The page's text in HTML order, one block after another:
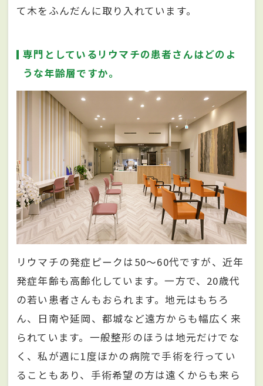
て木をふんだんに取り入れています。
専門としているリウマチの患者さんはどのよ
うな年齢層ですか。
リウマチの発症ピークは50～60代ですが、近年
発症年齢も高齢化しています。一方で、20歳代
の若い患者さんもおられます。地元はもちろ
ん、日南や延岡、都城など遠方からも幅広く来
られています。一般整形のほうは地元だけでな
く、私が週に1度ほかの病院で手術を行ってい
ることもあり、手術希望の方は遠くからも来ら